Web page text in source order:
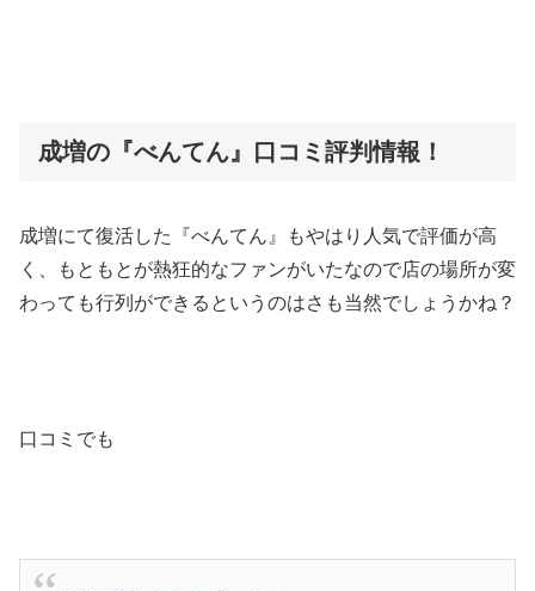
成増の『べんてん』口コミ評判情報！
成増にて復活した『べんてん』もやはり人気で評価が高
く、もともとが熱狂的なファンがいたなので店の場所が変
わっても行列ができるというのはさも当然でしょうかね？
口コミでも